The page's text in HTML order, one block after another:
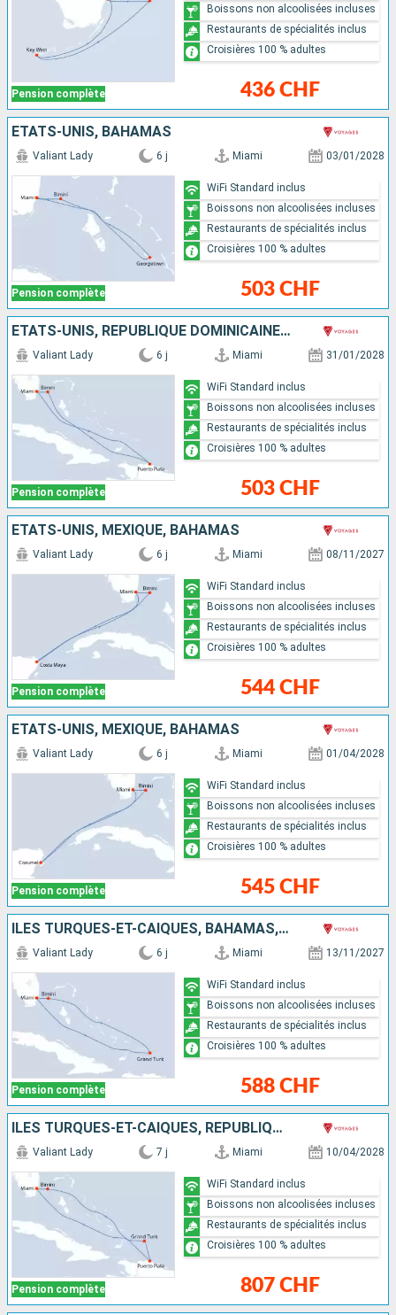
Pension complète 436 CHF
Boissons non alcoolisées incluses
Restaurants de spécialités inclus
Croisières 100 % adultes
ÉTATS-UNIS, BAHAMAS
Pension complète
Valiant Lady 6 j Miami 03/01/2028
503 CHF
WiFi Standard inclus
Boissons non alcoolisées incluses
Restaurants de spécialités inclus
Croisières 100 % adultes
ÉTATS-UNIS, RÉPUBLIQUE DOMINICAINE, BAHAMAS
Pension complète
Valiant Lady 6 j Miami 31/01/2028
503 CHF
WiFi Standard inclus
Boissons non alcoolisées incluses
Restaurants de spécialités inclus
Croisières 100 % adultes
ÉTATS-UNIS, MEXIQUE, BAHAMAS
Pension complète
Valiant Lady 6 j Miami 08/11/2027
544 CHF
WiFi Standard inclus
Boissons non alcoolisées incluses
Restaurants de spécialités inclus
Croisières 100 % adultes
ÉTATS-UNIS, MEXIQUE, BAHAMAS
Pension complète
Valiant Lady 6 j Miami 01/04/2028
545 CHF
WiFi Standard inclus
Boissons non alcoolisées incluses
Restaurants de spécialités inclus
Croisières 100 % adultes
ÎLES TURQUES-ET-CAÏQUES, BAHAMAS, ÉTATS-UNIS
Pension complète
Valiant Lady 6 j Miami 13/11/2027
588 CHF
WiFi Standard inclus
Boissons non alcoolisées incluses
Restaurants de spécialités inclus
Croisières 100 % adultes
ÎLES TURQUES-ET-CAÏQUES, RÉPUBLIQUE DOMINICAINE, BAHAMAS, ÉTATS-UNIS
Pension complète
Valiant Lady 7 j Miami 10/04/2028
807 CHF
WiFi Standard inclus
Boissons non alcoolisées incluses
Restaurants de spécialités inclus
Croisières 100 % adultes